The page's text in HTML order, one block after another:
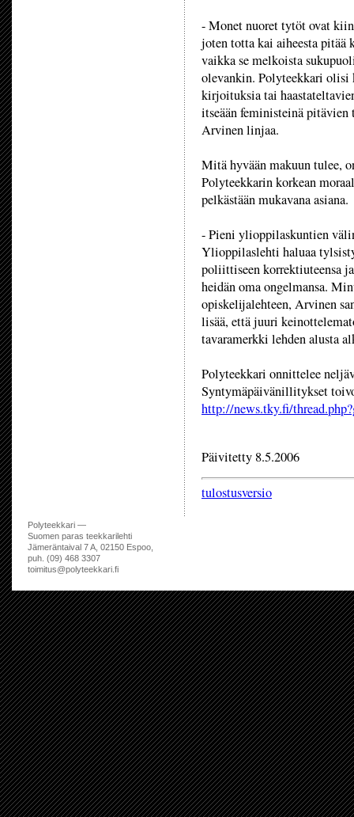
- Monet nuoret tytöt ovat
joten totta kai aiheesta pitää
vaikka se melkoista
olevankin. Polyteekkari
kirjoituksia tai
itseään feministeinä
Arvinen linjaa.
Mitä hyvään makuun tulee,
Polyteekkarin korkean
pelkästään mukavana asiana.
- Pieni ylioppilaskuntien
Ylioppilaslehti haluaa
poliittiseen korrektiuteensa
heidän oma ongelmansa.
opiskelijalehteen, Arvinen
lisää, että juuri
tavaramerkki lehden alusta
Polyteekkari onnittelee
Syntymäpäivänillitykset
http://news.tky.fi/
Päivitetty 8.5.2006
tulostusversio
Polyteekkari —
Suomen paras teekkarilehti
Jämeräntaival 7 A, 02150 Espoo,
puh. (09) 468 3307
toimitus@polyteekkari.fi